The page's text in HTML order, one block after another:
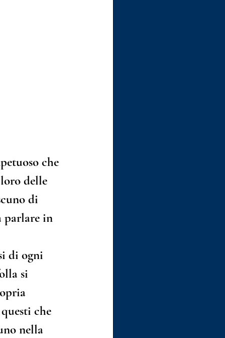
che
delle
di
parlare in
di ogni
si
che
nella